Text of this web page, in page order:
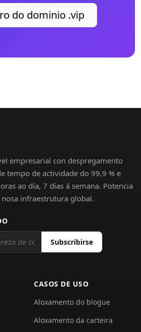
do dominio .vip
empresarial con despregamento
tempo de actividade do 99,9 % e
ao día, 7 días á semana. Potencia
infraestrutura global.
Subscribirse
CASOS DE USO
Aloxamento do blogue
Aloxamento da carteira